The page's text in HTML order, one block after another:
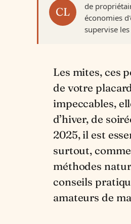
de
économies
supervise
Les mites, ces petits insectes pétulants, peuvent transformer le doux refuge
de votre
impeccables,
d’hiver, de
2025, il est
surtout,
méthodes
conseils
amateurs de